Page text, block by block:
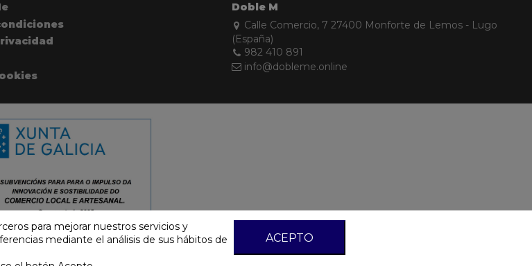
Doble M
Calle Comercio, 7 27400 Monforte de Lemos - Lugo
(España)
982 410 891
info@dobleme.online
para mejorar nuestros servicios y
mediante el análisis de sus hábitos de
ACEPTO
Byte Factory